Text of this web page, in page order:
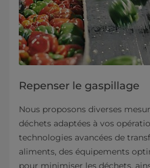
Repenser le gaspillage
Nous proposons diverses
déchets adaptées à vos
technologies avancées de
aliments, des équipements
pour minimiser les déchets,